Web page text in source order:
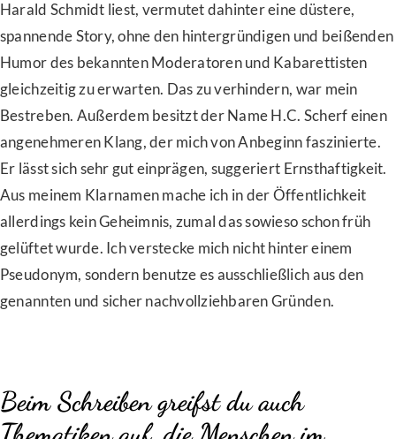
Harald Schmidt liest, vermutet dahinter eine düstere,
spannende Story, ohne den hintergründigen und beißenden
Humor des bekannten Moderatoren und Kabarettisten
gleichzeitig zu erwarten. Das zu verhindern, war mein
Bestreben. Außerdem besitzt der Name H.C. Scherf einen
angenehmeren Klang, der mich von Anbeginn faszinierte.
Er lässt sich sehr gut einprägen, suggeriert Ernsthaftigkeit.
Aus meinem Klarnamen mache ich in der Öffentlichkeit
allerdings kein Geheimnis, zumal das sowieso schon früh
gelüftet wurde. Ich verstecke mich nicht hinter einem
Pseudonym, sondern benutze es ausschließlich aus den
genannten und sicher nachvollziehbaren Gründen.
Beim Schreiben greifst du auch